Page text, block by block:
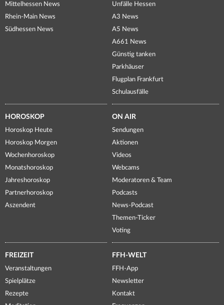
Mittelhessen News
Rhein-Main News
Südhessen News
Unfälle Hessen
A3 News
A5 News
A661 News
Günstig tanken
Parkhäuser
Flugplan Frankfurt
Schulausfälle
HOROSKOP
Horoskop Heute
Horoskop Morgen
Wochenhoroskop
Monatshoroskop
Jahreshoroskop
Partnerhoroskop
Aszendent
ON AIR
Sendungen
Aktionen
Videos
Webcams
Moderatoren & Team
Podcasts
News-Podcast
Themen-Ticker
Voting
FREIZEIT
Veranstaltungen
Spielplätze
Rezepte
FFH-WELT
FFH-App
Newsletter
Kontakt